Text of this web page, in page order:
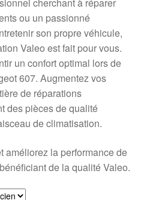
cherchant à réparer
ou un passionné
son propre véhicule,
Valeo est fait pour vous.
un confort optimal lors de
607. Augmentez vos
de réparations
des pièces de qualité
de climatisation.
améliorez la performance de
de la qualité Valeo.